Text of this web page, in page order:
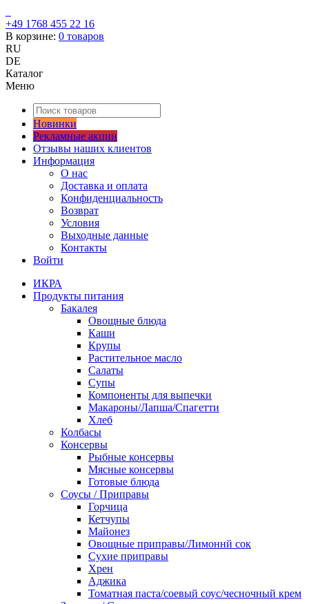
+49 1768 455 22 16
В корзине: 0 товаров
RU
DE
Каталог
Меню
Новинки
Рекламные акции
Отзывы наших клиентов
Информация
О нас
Доставка и оплата
Конфиденциальность
Возврат
Условия
Выходные данные
Контакты
Войти
ИКРА
Продукты питания
Бакалея
Овощные блюда
Каши
Крупы
Растительное масло
Салаты
Супы
Компоненты для выпечки
Макароны/Лапша/Спагетти
Хлеб
Колбасы
Консервы
Рыбные консервы
Мясные консервы
Готовые блюда
Соусы / Приправы
Горчица
Кетчупы
Майонез
Овощные приправы/Лимоннй сок
Сухие приправы
Хрен
Аджика
Томатная паста/соевый соус/чесночный крем